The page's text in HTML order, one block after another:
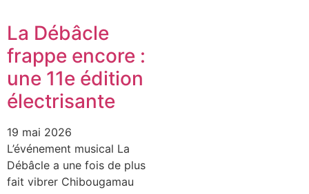
La Débâcle
frappe encore :
une 11e édition
électrisante
19 mai 2026
L’événement musical La
Débâcle a une fois de plus
fait vibrer Chibougamau